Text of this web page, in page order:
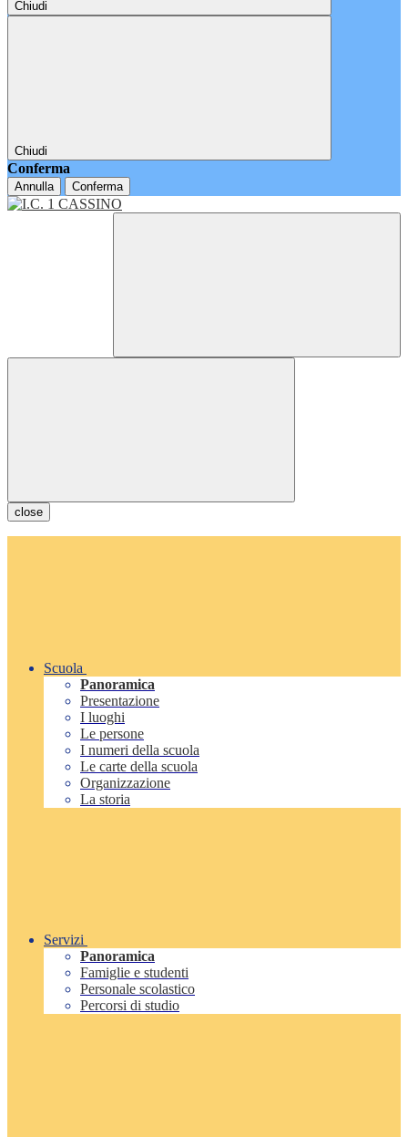
Chiudi
Chiudi
Conferma
Annulla Conferma
close
Scuola
Panoramica
Presentazione
I luoghi
Le persone
I numeri della scuola
Le carte della scuola
Organizzazione
La storia
Servizi
Panoramica
Famiglie e studenti
Personale scolastico
Percorsi di studio